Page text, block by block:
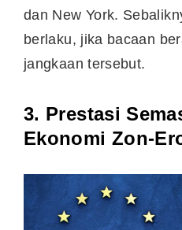
dan New York.
berlaku, jika bacaan
jangkaan tersebut.
3. Prestasi
Ekonomi Zon-